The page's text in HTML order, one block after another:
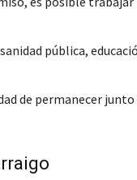
pública,
de permanecer junto